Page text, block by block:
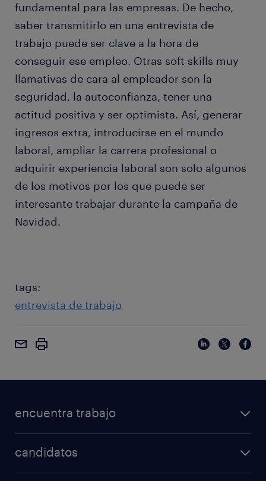
fundamental para las empresas. De hecho,
saber transmitirlo en una entrevista de
trabajo puede ser clave a la hora de
conseguir ese empleo. Otras soft skills muy
llamativas de cara al empleador son la
seguridad, la autoconfianza, tener una
actitud positiva y ser optimista. Así, generar
ingresos extra, introducirse en el mundo
laboral, ampliar la carrera profesional o
adquirir experiencia laboral son solo algunos
de los motivos por los que puede ser
interesante trabajar durante la campaña de
Navidad.
tags:
entrevista de trabajo
encuentra trabajo
candidatos